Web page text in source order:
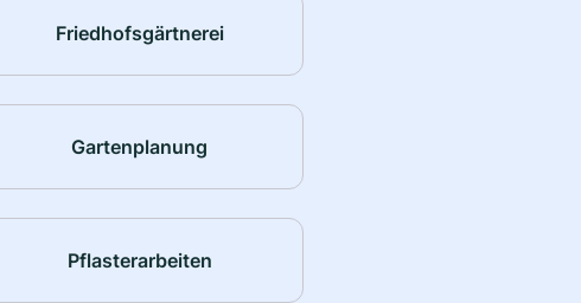
Friedhofsgärtnerei
Gartenplanung
Pflasterarbeiten